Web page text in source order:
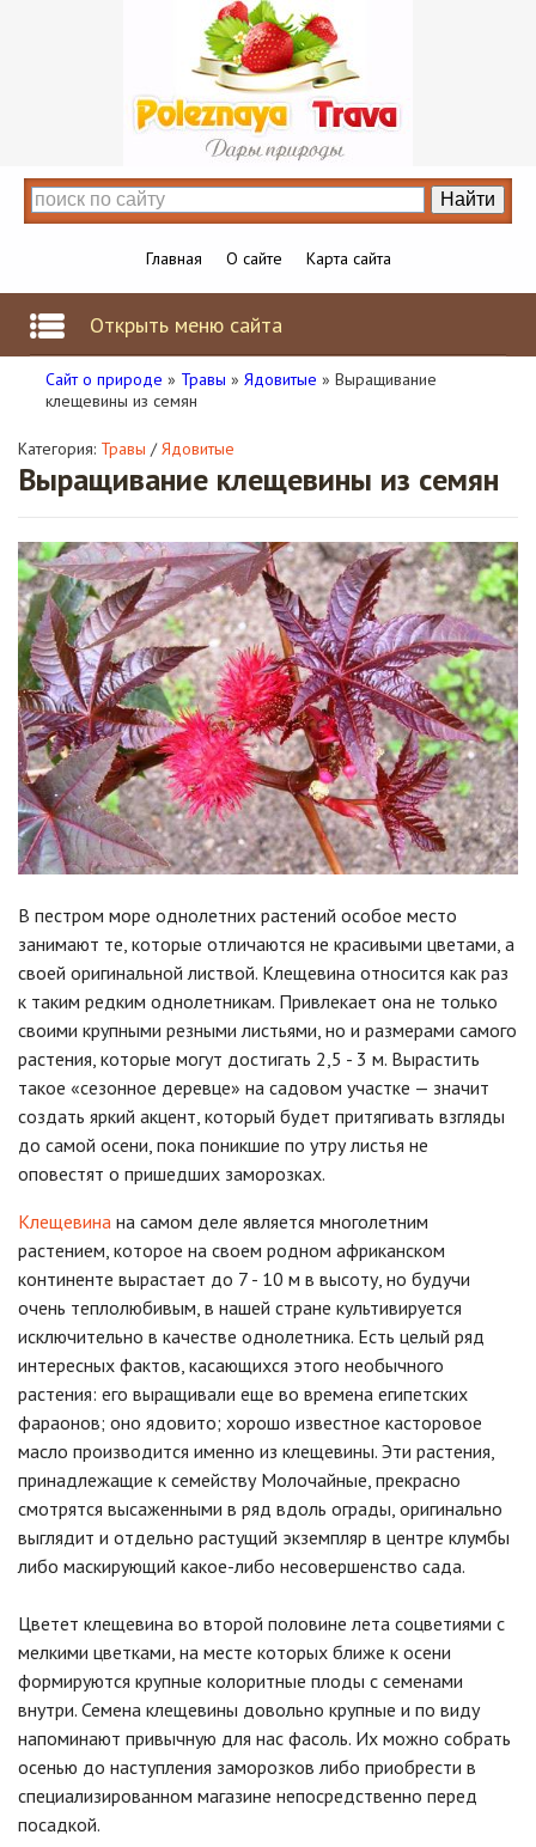
Главная О сайте Карта сайта
Открыть меню сайта
Сайт о природе » Травы » Ядовитые » Выращивание
клещевины из семян
Категория: Травы /Ядовитые
Выращивание клещевины из семян
В пестром море однолетних растений особое место
занимают те, которые отличаются не красивыми цветами, а
своей оригинальной листвой. Клещевина относится как раз
к таким редким однолетникам. Привлекает она не только
своими крупными резными листьями, но и размерами самого
растения, которые могут достигать 2,5 - 3 м. Вырастить
такое «сезонное деревце» на садовом участке — значит
создать яркий акцент, который будет притягивать взгляды
до самой осени, пока поникшие по утру листья не
оповестят о пришедших заморозках.
Клещевина на самом деле является многолетним
растением, которое на своем родном африканском
континенте вырастает до 7 - 10 м в высоту, но будучи
очень теплолюбивым, в нашей стране культивируется
исключительно в качестве однолетника. Есть целый ряд
интересных фактов, касающихся этого необычного
растения: его выращивали еще во времена египетских
фараонов; оно ядовито; хорошо известное касторовое
масло производится именно из клещевины. Эти растения,
принадлежащие к семейству Молочайные, прекрасно
смотрятся высаженными в ряд вдоль ограды, оригинально
выглядит и отдельно растущий экземпляр в центре клумбы
либо маскирующий какое-либо несовершенство сада.
Цветет клещевина во второй половине лета соцветиями с
мелкими цветками, на месте которых ближе к осени
формируются крупные колоритные плоды с семенами
внутри. Семена клещевины довольно крупные и по виду
напоминают привычную для нас фасоль. Их можно собрать
осенью до наступления заморозков либо приобрести в
специализированном магазине непосредственно перед
посадкой.